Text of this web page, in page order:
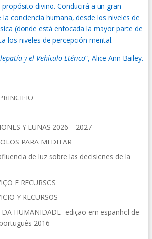
divino. Conducirá a un gran
conciencia humana, desde los niveles de
(donde está enfocada la mayor parte de
los niveles de percepción mental.
y el Vehículo Etérico”, Alice Ann Bailey.
Y LUNAS 2026 – 2027
PARA MEDITAR
de luz sobre las decisiones de la
E RECURSOS
Y RECURSOS
DA HUMANIDADE -edição em espanhol de
2016